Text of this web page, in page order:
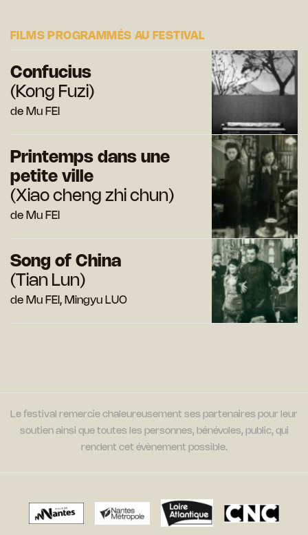
FILMS PROGRAMMÉS AU FESTIVAL
Confucius
(Kong Fuzi)
de Mu FEI
Printemps dans une
petite ville
(Xiao cheng zhi chun)
de Mu FEI
Song of China
(Tian Lun)
de Mu FEI, Mingyu LUO
Le festival remercie chaleureusement ses partenaires pour leur
soutien ainsi que toutes les personnes, bénévoles, public, qui
rendent cet évènement possible.